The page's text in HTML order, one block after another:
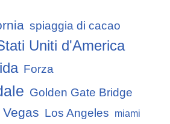
spiaggia di cacao
Uniti d'America
Forza
Golden Gate Bridge
Vegas Los Angeles miami